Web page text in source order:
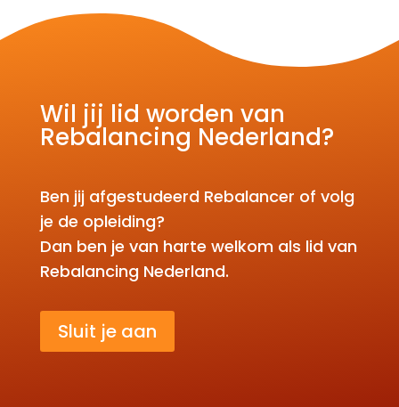
Wil jij lid worden van
Rebalancing Nederland?
Ben jij afgestudeerd Rebalancer of volg
je de opleiding?
Dan ben je van harte welkom als lid van
Rebalancing Nederland.
Sluit je aan